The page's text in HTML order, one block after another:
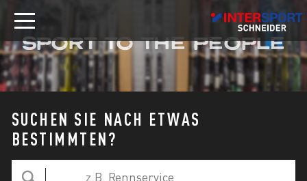
SPORT TO THE PEOPLE
SUCHEN SIE NACH ETWAS
BESTIMMTEN?